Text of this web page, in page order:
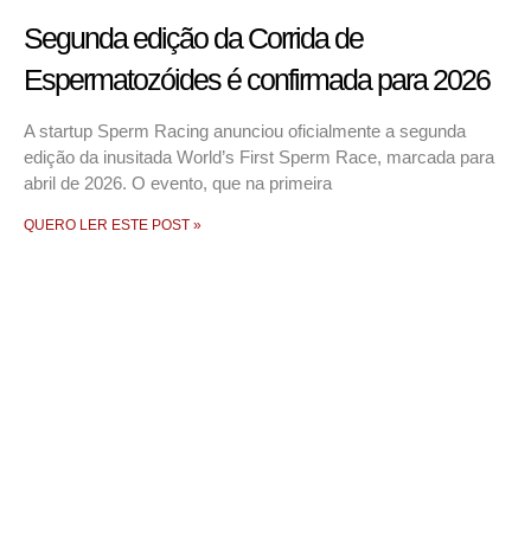
Segunda edição da Corrida de
Espermatozóides é confirmada para 2026
A startup Sperm Racing anunciou oficialmente a segunda
edição da inusitada World’s First Sperm Race, marcada para
abril de 2026. O evento, que na primeira
QUERO LER ESTE POST »